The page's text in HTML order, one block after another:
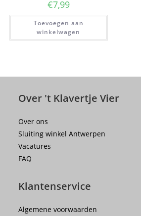
€7,99
Toevoegen aan
winkelwagen
Over 't Klavertje Vier
Over ons
Sluiting winkel Antwerpen
Vacatures
FAQ
Klantenservice
Algemene voorwaarden